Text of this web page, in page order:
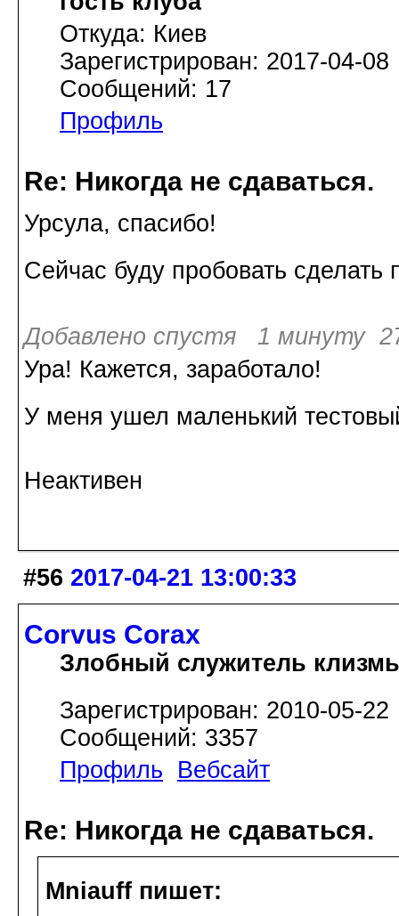
Откуда: Киев
Зарегистрирован: 2017-04-08
Сообщений: 17
Профиль
Re: Никогда не сдаваться.
Урсула, спасибо!
Сейчас буду пробовать сделать
Добавлено спустя 1 минуту
Ура! Кажется, заработало!
У меня ушел маленький
Неактивен
#56 2017-04-21 13:00:33
Corvus Corax
Злобный служитель
Зарегистрирован: 2010-05-22
Сообщений: 3357
Профиль
Вебсайт
Re: Никогда не сдаваться.
Mniauff пишет: